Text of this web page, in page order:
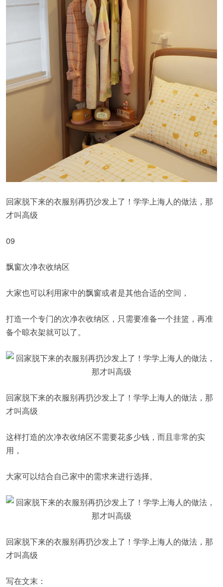
回家脱下来的衣服别再扔沙发上了！学学上海人的做法，那
才叫高级
09
飘窗次净衣收纳区
大家也可以利用家中的飘窗或者是其他合适的空间，
打造一个专门的次净衣收纳区，只需要准备一个挂篮，再准
备个晾衣架就可以了。
回家脱下来的衣服别再扔沙发上了！学学上海人的做法，那
才叫高级
这样打造的次净衣收纳区不需要花多少钱，而且非常的实
用，
大家可以结合自己家中的需求来进行选择。
回家脱下来的衣服别再扔沙发上了！学学上海人的做法，那
才叫高级
写在文末：